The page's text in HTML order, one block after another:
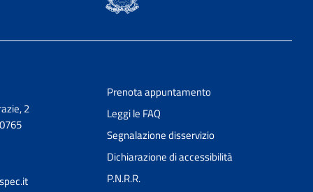
2
Prenota appuntamento
Leggi le FAQ
Segnalazione disservizio
Dichiarazione di accessibilità
P.N.R.R.